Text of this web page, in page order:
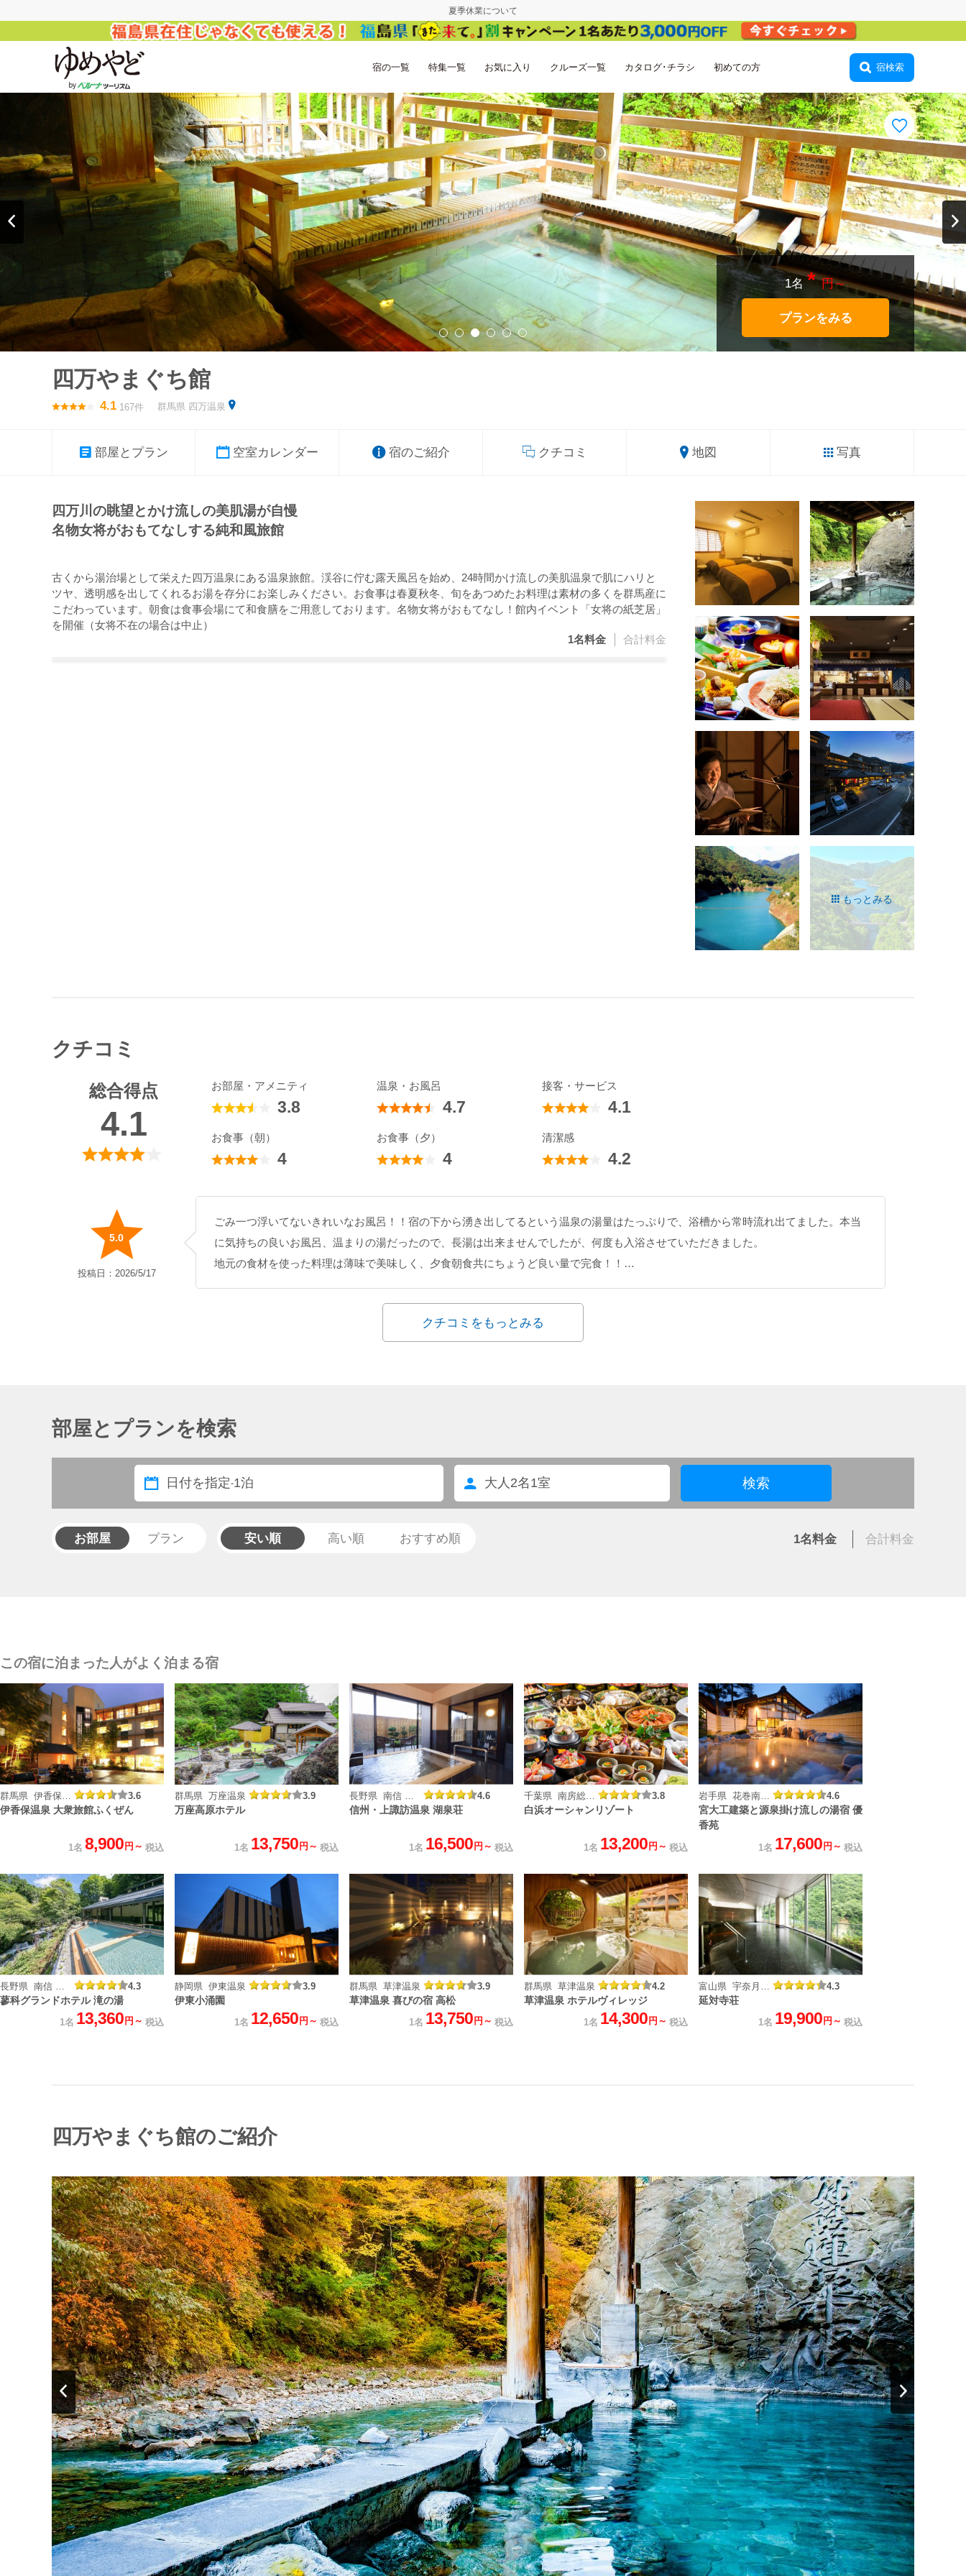
夏季休業について
宿の一覧 特集一覧 お気に入り クルーズ一覧 カタログ･チラシ 初めての方 宿検索
1名 * 円～
プランをみる
四万やまぐち館
4.1 167件 群馬県 四万温泉
部屋とプラン 空室カレンダー 宿のご紹介 クチコミ 地図 写真
四万川の眺望とかけ流しの美肌湯が自慢
名物女将がおもてなしする純和風旅館
古くから湯治場として栄えた四万温泉にある温泉旅館。渓谷に佇む露天風呂を始め、24時間かけ流しの美肌温泉で肌にハリと
ツヤ、透明感を出してくれるお湯を存分にお楽しみください。お食事は春夏秋冬、旬をあつめたお料理は素材の多くを群馬産に
こだわっています。朝食は食事会場にて和食膳をご用意しております。名物女将がおもてなし！館内イベント「女将の紙芝居」
を開催（女将不在の場合は中止）
1名料金 合計料金
もっとみる
クチコミ
総合得点
4.1
お部屋・アメニティ
3.8
温泉・お風呂
4.7
接客・サービス
4.1
お食事（朝）
4
お食事（夕）
4
清潔感
4.2
5.0
投稿日：2026/5/17
ごみ一つ浮いてないきれいなお風呂！！宿の下から湧き出してるという温泉の湯量はたっぷりで、浴槽から常時流れ出てました。本当
に気持ちの良いお風呂、温まりの湯だったので、長湯は出来ませんでしたが、何度も入浴させていただきました。
地元の食材を使った料理は薄味で美味しく、夕食朝食共にちょうど良い量で完食！！
そして、女将さんの紙芝居は素晴らしかったです。演目は知ってるものでしたが、登場人物それぞれの声色を使い分けたプロ顔負けの
クチコミをもっとみる
部屋とプランを検索
日付を指定-1泊 大人 2名 1室 検索
お部屋 プラン 安い順 高い順 おすすめ順 1名料金 合計料金
この宿に泊まった人がよく泊まる宿
群馬県 伊香保温泉 3.6
伊香保温泉 大衆旅館ふくぜん
1名 8,900円～ 税込
群馬県 万座温泉 3.9
万座高原ホテル
1名 13,750円～ 税込
長野県 南信 上諏訪温泉 4.6
信州・上諏訪温泉 湖泉荘
1名 16,500円～ 税込
千葉県 南房総白浜温泉 3.8
白浜オーシャンリゾート
1名 13,200円～ 税込
岩手県 花巻南温泉峡 山の神温泉 4.6
宮大工建築と源泉掛け流しの湯宿 優
香苑
1名 17,600円～ 税込
長野県 南信 蓼科温泉 4.3
蓼科グランドホテル 滝の湯
1名 13,360 円～ 税込
静岡県 伊東温泉 3.9
伊東小涌園
1名 12,650 円～ 税込
群馬県 草津温泉 3.9
草津温泉 喜びの宿 高松
1名 13,750 円～ 税込
群馬県 草津温泉 4.2
草津温泉 ホテルヴィレッジ
1名 14,300 円～ 税込
富山県 宇奈月温泉 4.3
延対寺荘
1名 19,900 円～ 税込
四万やまぐち館のご紹介